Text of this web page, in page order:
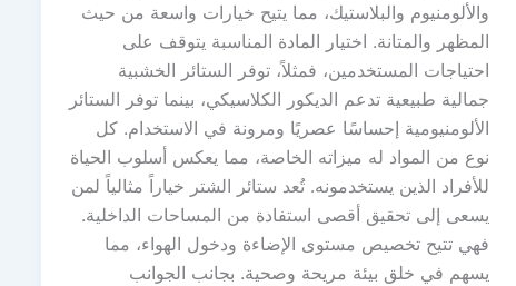
والألومنيوم والبلاستيك، مما يتيح خيارات واسعة من حيث
المظهر والمتانة. اختيار المادة المناسبة يتوقف على
احتياجات المستخدمين، فمثلاً، توفر الستائر الخشبية
جمالية طبيعية تدعم الديكور الكلاسيكي، بينما توفر الستائر
الألومنيومية إحساسًا عصريًا ومرونة في الاستخدام. كل
نوع من المواد له ميزاته الخاصة، مما يعكس أسلوب الحياة
للأفراد الذين يستخدمونه. تُعد ستائر الشتر خياراً مثالياً لمن
يسعى إلى تحقيق أقصى استفادة من المساحات الداخلية.
فهي تتيح تخصيص مستوى الإضاءة ودخول الهواء، مما
يسهم في خلق بيئة مريحة وصحية. بجانب الجوانب